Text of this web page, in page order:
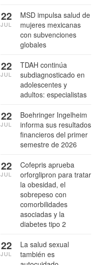
MSD impulsa salud de
mujeres mexicanas
con subvenciones
globales
22
JUL
TDAH continúa
subdiagnosticado en
adolescentes y
adultos: especialistas
22
JUL
Boehringer Ingelheim
informa sus resultados
financieros del primer
semestre de 2026
22
JUL
Cofepris aprueba
orforglipron para tratar
la obesidad, el
sobrepeso con
comorbilidades
asociadas y la
diabetes tipo 2
22
JUL
La salud sexual
también es
22
JUL